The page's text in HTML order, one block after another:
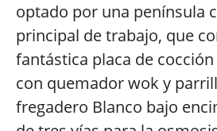
optado por una península
principal de trabajo, que
fantástica placa de cocción
con quemador wok y
fregadero Blanco bajo